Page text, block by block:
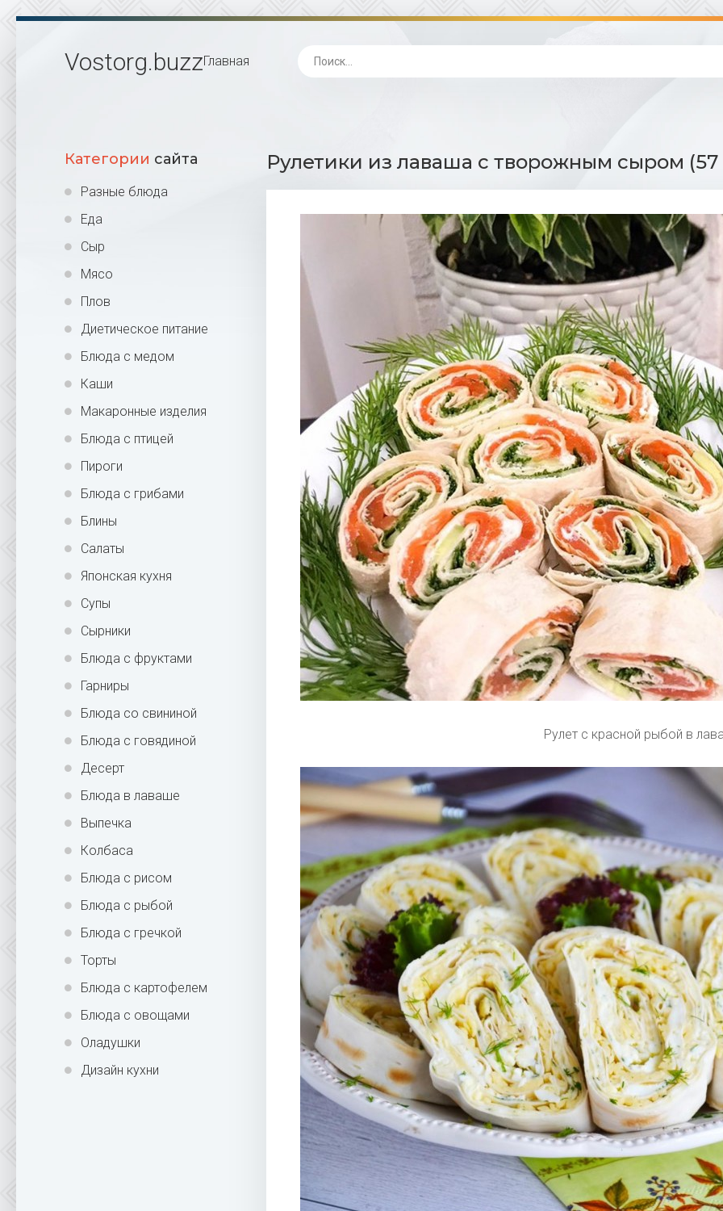
Vostorg.buzzГлавная
Категории сайта
Разные блюда
Еда
Сыр
Мясо
Плов
Диетическое питание
Блюда с медом
Каши
Макаронные изделия
Блюда с птицей
Пироги
Блюда с грибами
Блины
Салаты
Японская кухня
Супы
Сырники
Блюда с фруктами
Гарниры
Блюда со свининой
Блюда с говядиной
Десерт
Блюда в лаваше
Выпечка
Колбаса
Блюда с рисом
Блюда с рыбой
Блюда с гречкой
Торты
Блюда с картофелем
Блюда с овощами
Оладушки
Дизайн кухни
Рулетики из лаваша с творожным сыром
Рулет с красной рыбой в